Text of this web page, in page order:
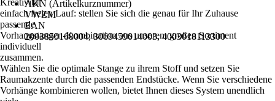
AKN (Artikelkurznummer)
VWZM
EAN
2003859168004, 3069459014003, 4003018113300
Kreativität
einfach freien Lauf: stellen Sie sich die genau für Ihr Zuhause
passende
Vorhangstangen-Kombination aus unserem großen Sortiment
individuell
zusammen.
Wählen Sie die optimale Stange zu ihrem Stoff und setzen Sie
Raumakzente durch die passenden Endstücke. Wenn Sie verschiedene
Vorhänge kombinieren wollen, bietet Ihnen dieses System unendlich